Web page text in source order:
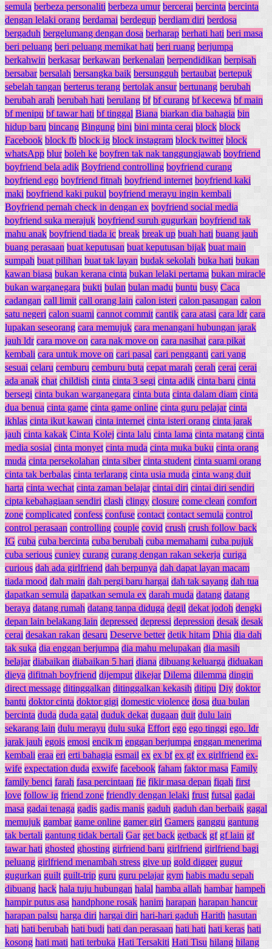
semula berbeza personaliti berbeza umur bercerai bercinta bercinta
dengan lelaki orang berdamai berdegup berdiam diri berdosa
bergaduh bergelumang dengan dosa berharap berhati hati beri masa
beri peluang beri peluang memikat hati beri ruang berjumpa
berkahwin berkasar berkawan berkenalan berpendidikan berpisah
bersabar bersalah bersangka baik bersungguh bertaubat bertepuk
sebelah tangan berterus terang bertolak ansur bertunang berubah
berubah arah berubah hati berulang bf bf curang bf kecewa bf main
bf menipu bf tawar hati bf tinggal Biana biarkan dia bahagia bin
hidup baru bincang Bingung bini bini minta cerai block block
Facebook block fb block ig block instagram block twitter block
whatsApp blur boleh ke boyfren tak nak tanggungjawab boyfriend
boyfriend bela adik Boyfriend controlling boyfriend curang
boyfriend ego boyfriend fitnah boyfriend internet boyfriend kaki
maki boyfriend kaki pukul boyfriend merayu ingin kembali
Boyfriend pernah check in dengan ex boyfriend social media
boyfriend suka merajuk boyfriend suruh gugurkan boyfriend tak
mahu anak boyfriend tiada ic break break up buah hati buang jauh
buang perasaan buat keputusan buat keputusan bijak buat main
sumpah buat pilihan buat tak layan budak sekolah buka hati bukan
kawan biasa bukan kerana cinta bukan lelaki pertama bukan miracle
bukan warganegara bukti bulan bulan madu buntu busy Caca
cadangan call limit call orang lain calon isteri calon pasangan calon
satu negeri calon suami cannot commit cantik cara atasi cara ldr cara
lupakan seseorang cara memujuk cara menangani hubungan jarak
jauh ldr cara move on cara nak move on cara nasihat cara pikat
kembali cara untuk move on cari pasal cari pengganti cari yang
sesuai celaru cemburu cemburu buta cepat marah cerah cerai cerai
ada anak chat childish cinta cinta 3 segi cinta adik cinta baru cinta
bersegi cinta bukan warganegara cinta buta cinta dalam diam cinta
dua benua cinta game cinta game online cinta guru pelajar cinta
ikhlas cinta ikut kawan cinta internet cinta isteri orang cinta jarak
jauh cinta kakak Cinta Kolej cinta lalu cinta lama cinta matang cinta
media sosial cinta monyet cinta muda cinta muka buku cinta orang
muda cinta persekolahan cinta siber cinta student cinta suami orang
cinta tak berbalas cinta terlarang cinta usia muda cinta wang duit
harta cinta wechat cinta zaman belajar cintai diri cintai diri sendiri
cipta kebahagiaan sendiri clash clingy closure come clean comfort
zone complicated confess confuse contact contact semula control
control perasaan controlling couple covid crush crush follow back
IG cuba cuba bercinta cuba berubah cuba memahami cuba pujuk
cuba serious cuniey curang curang dengan rakan sekerja curiga
curious dah ada girlfriend dah berpunya dah dapat layan macam
tiada mood dah main dah pergi baru hargai dah tak sayang dah tua
dapatkan semula dapatkan semula ex darah muda datang datang
beraya datang rumah datang tanpa diduga degil dekat jodoh dengki
depan lain belakang lain depressed depressi depression desak desak
cerai desakan rakan desaru Deserve better detik hitam Dhia dia dah
tak suka dia enggan berjumpa dia mahu melupakan dia masih
belajar diabaikan diabaikan 5 hari diana dibuang keluarga diduakan
dieya difitnah boyfriend dijemput dikejar Dilema dilemma dingin
direct message ditinggalkan ditinggalkan kekasih ditipu Diy doktor
bantu doktor cinta doktor gigi domestic violence dosa dua bulan
bercinta duda duda gatal duduk dekat dugaan duit dulu lain
sekarang lain dulu merayu dulu suka Effort ego ego tinggi ego. ldr
jarak jauh egois emosi encik m enggan berjumpa enggan menerima
kembali eraa eri erti bahagia esmail ex ex bf ex gf ex girlfriend ex-
wife expectation duda exwife facebook faham faktor masa Family
family benci farah fasa percintaan fie fikir masa depan fiqah first
love follow ig friend zone friendly dengan lelaki frust futsal gadai
masa gadai tenaga gadis gadis manis gaduh gaduh dan berbaik gagal
memujuk gambar game online gamer girl Gamers ganggu gantung
tak bertali gantung tidak bertali Gar get back getback gf gf lain gf
tawar hati ghosted ghosting girfriend baru girlfriend girlfriend bagi
peluang girlfriend menambah stress give up gold digger gugur
gugurkan guilt guilt-trip guru guru pelajar gym habis madu sepah
dibuang hack hala tuju hubungan halal hamba allah hambar hampeh
hampir putus asa handphone rosak hanim harapan harapan hancur
harapan palsu harga diri hargai diri hari-hari gaduh Harith hasutan
hati hati berubah hati budi hati dan perasaan hati hati hati keras hati
kosong hati mati hati terbuka Hati Tersakiti Hati Tisu hilang hilang